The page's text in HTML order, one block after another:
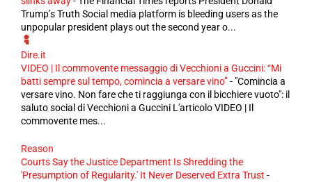
Trump’s Truth Social media platform is bleeding users as the
unpopular president plays out the second year o...
Dire.it
VIDEO | Il commovente messaggio di Vecchioni a Guccini: “Mi
batti sempre sul tempo, comincia a versare vino”- "Comincia a
versare vino. Non fare che ti raggiunga con il bicchiere vuoto": il
saluto social di Vecchioni a Guccini L'articolo VIDEO | Il
commovente mes...
Reason
Courts Say the Justice Department Is Shredding the
'Presumption of Regularity.' It Never Deserved Extra Trust -